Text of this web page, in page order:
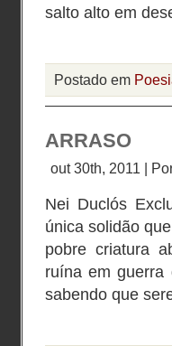
salto alto em
Postado em
ARRASO
out 30th, 2011 |
Nei Duclós
única solidão
pobre criatura
ruína em guerra
sabendo que